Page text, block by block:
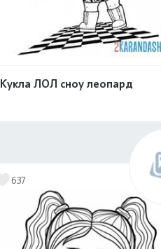
Кукла ЛОЛ сноу леопард
637